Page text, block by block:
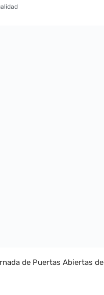
de Puertas Abiertas de